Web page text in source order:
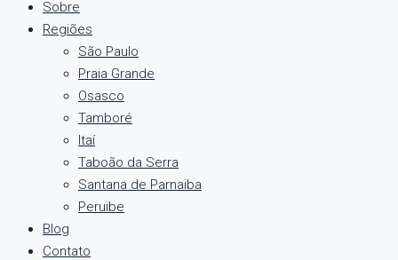
Sobre
Regiões
São Paulo
Praia Grande
Osasco
Tamboré
Itaí
Taboão da Serra
Santana de Parnaiba
Peruibe
Blog
Contato